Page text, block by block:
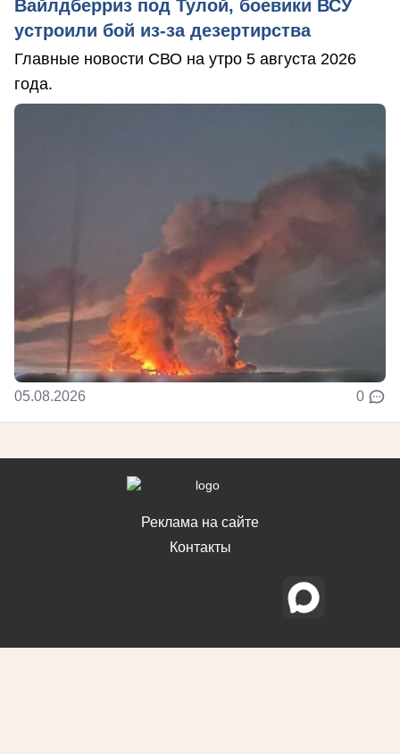
Вайлдберриз под Тулой, боевики ВСУ
устроили бой из-за дезертирства
Главные новости СВО на утро 5 августа 2026
года.
05.08.2026 0
Реклама на сайте
Контакты